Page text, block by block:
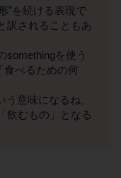
”を続ける表現で
訳されることもあ
somethingを使う
食べるための何
う意味になるね。
飲むもの」となる